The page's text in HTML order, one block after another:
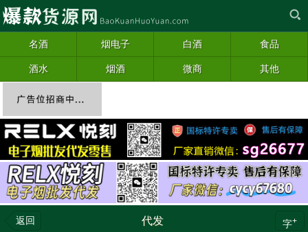
名酒 烟电子 白酒 食品
酒水 烟酒 微商 其他
返回 代发 字+